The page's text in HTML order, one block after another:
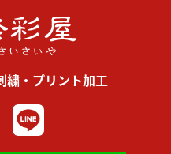
繍・プリント加工